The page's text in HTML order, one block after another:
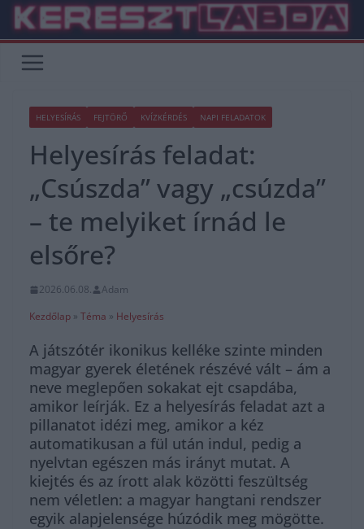
Skip
content
HELYESÍRÁS FEJTÖRŐ KVÍZKÉRDÉS NAPI FELADATOK
Helyesírás feladat:
„Csúszda” vagy „csúzda”
– te melyiket írnád le
elsőre?
2026.06.08.
Adam
Kezdőlap » Téma » Helyesírás
A játszótér ikonikus kelléke szinte minden
magyar gyerek életének részévé vált – ám a
neve meglepően sokakat ejt csapdába,
amikor leírják. Ez a helyesírás feladat azt a
pillanatot idézi meg, amikor a kéz
automatikusan a fül után indul, pedig a
nyelvtan egészen más irányt mutat. A
kiejtés és az írott alak közötti feszültség
nem véletlen: a magyar hangtani rendszer
egyik alapjelensége húzódik meg mögötte.